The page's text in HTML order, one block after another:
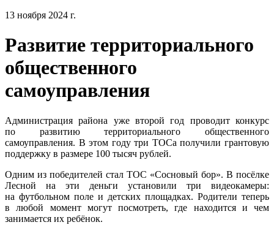
13 ноября 2024 г.
Развитие территориального
общественного
самоуправления
Администрация района уже второй год проводит конкурс
по развитию территориального общественного
самоуправления. В этом году три ТОСа получили грантовую
поддержку в размере 100 тысяч рублей.
Одним из победителей стал ТОС «Сосновый бор». В посёлке
Лесной на эти деньги установили три видеокамеры:
на футбольном поле и детских площадках. Родители теперь
в любой момент могут посмотреть, где находится и чем
занимается их ребёнок.